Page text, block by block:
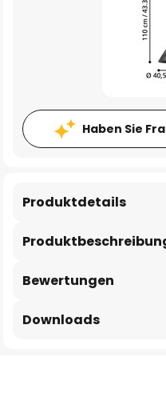
Haben Sie
Produktdetails
Bewertungen
Downloads